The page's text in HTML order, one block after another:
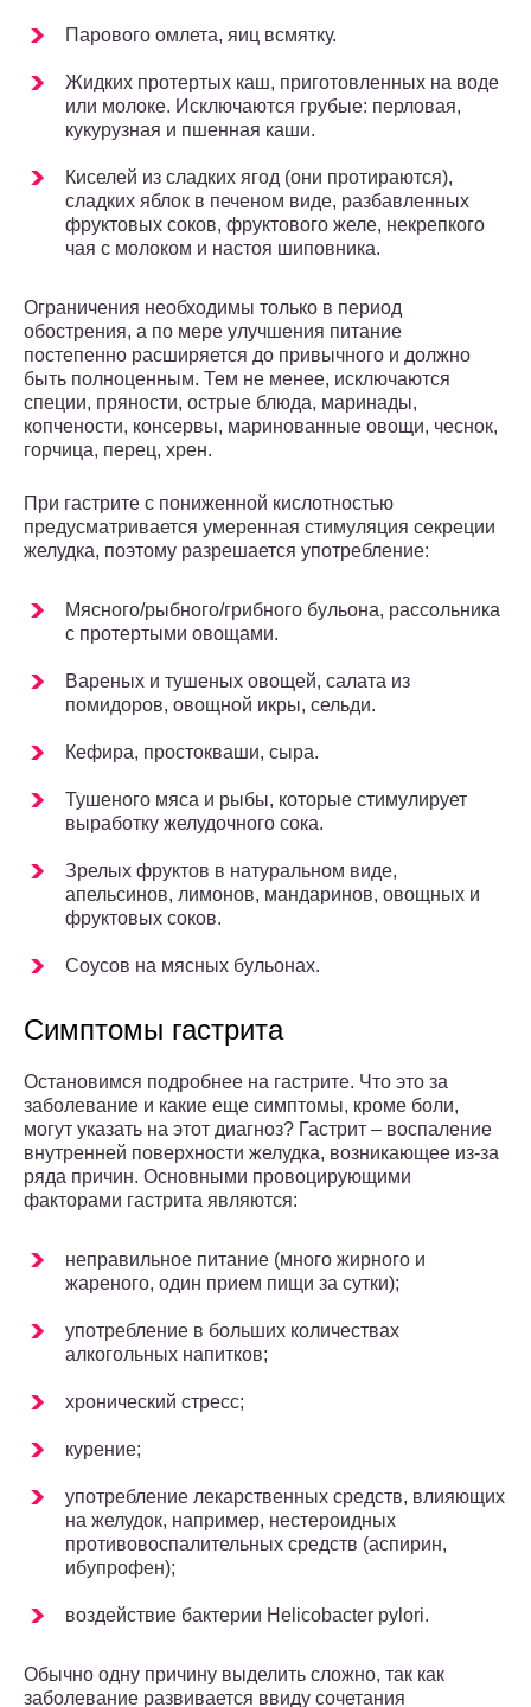
Парового омлета, яиц всмятку.
Жидких протертых каш, приготовленных на воде
или молоке. Исключаются грубые: перловая,
кукурузная и пшенная каши.
Киселей из сладких ягод (они протираются),
сладких яблок в печеном виде, разбавленных
фруктовых соков, фруктового желе, некрепкого
чая с молоком и настоя шиповника.
Ограничения необходимы только в период
обострения, а по мере улучшения питание
постепенно расширяется до привычного и должно
быть полноценным. Тем не менее, исключаются
специи, пряности, острые блюда, маринады,
копчености, консервы, маринованные овощи, чеснок,
горчица, перец, хрен.
При гастрите с пониженной кислотностью
предусматривается умеренная стимуляция секреции
желудка, поэтому разрешается употребление:
Мясного/рыбного/грибного бульона, рассольника
с протертыми овощами.
Вареных и тушеных овощей, салата из
помидоров, овощной икры, сельди.
Кефира, простокваши, сыра.
Тушеного мяса и рыбы, которые стимулирует
выработку желудочного сока.
Зрелых фруктов в натуральном виде,
апельсинов, лимонов, мандаринов, овощных и
фруктовых соков.
Соусов на мясных бульонах.
Симптомы гастрита
Остановимся подробнее на гастрите. Что это за
заболевание и какие еще симптомы, кроме боли,
могут указать на этот диагноз? Гастрит – воспаление
внутренней поверхности желудка, возникающее из-за
ряда причин. Основными провоцирующими
факторами гастрита являются:
неправильное питание (много жирного и
жареного, один прием пищи за сутки);
употребление в больших количествах
алкогольных напитков;
хронический стресс;
курение;
употребление лекарственных средств, влияющих
на желудок, например, нестероидных
противовоспалительных средств (аспирин,
ибупрофен);
воздействие бактерии Helicobacter pylori.
Обычно одну причину выделить сложно, так как
заболевание развивается ввиду сочетания